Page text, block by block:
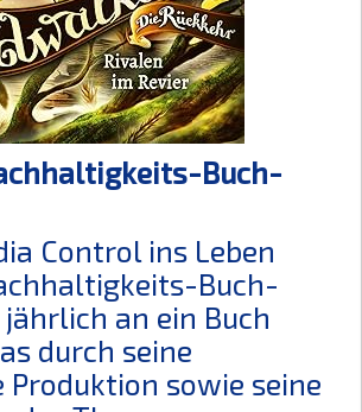
Buch-
Control ins Leben
Buch-
an ein Buch
durch seine
sowie seine